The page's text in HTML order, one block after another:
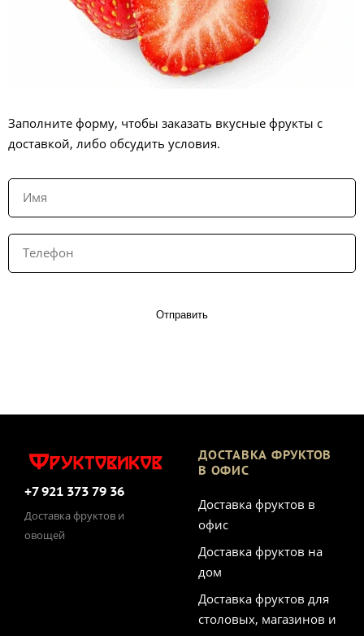
Заполните форму, чтобы заказать вкусные фрукты с
доставкой, либо обсудить условия.
Отправить
+7 921 373 79 36
Доставка фруктов и
овощей
ДОСТАВКА ФРУКТОВ
В ОФИС
Доставка фруктов в
офис
Доставка фруктов на
дом
Доставка фруктов для
столовых, магазинов и